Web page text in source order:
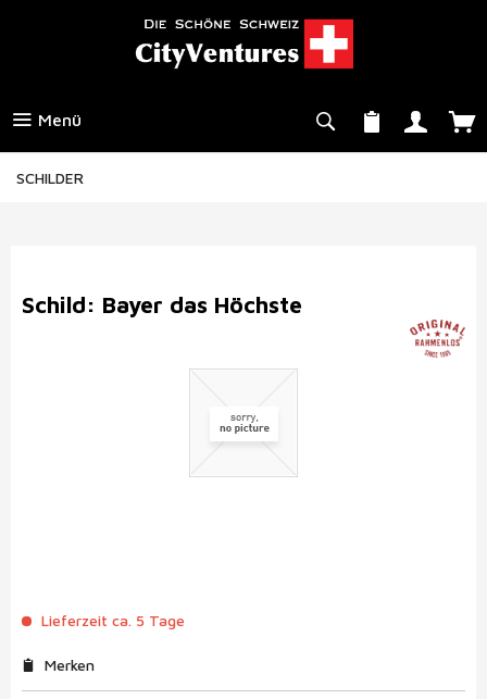
Menü
SCHILDER
Schild: Bayer das Höchste
Lieferzeit ca. 5 Tage
Merken